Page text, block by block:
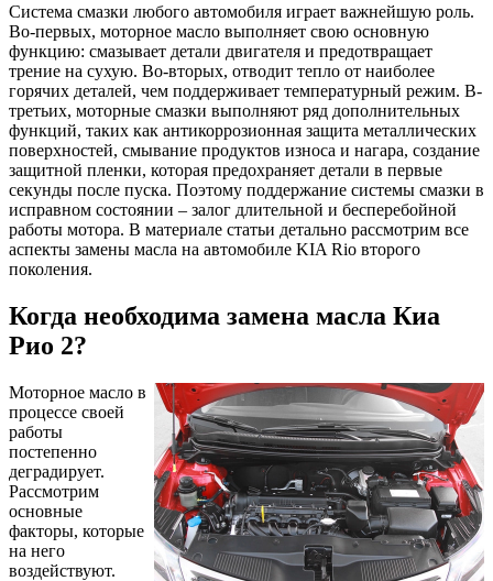
Система смазки любого автомобиля играет важнейшую роль.
Во-первых, моторное масло выполняет свою основную
функцию: смазывает детали двигателя и предотвращает
трение на сухую. Во-вторых, отводит тепло от наиболее
горячих деталей, чем поддерживает температурный режим. В-
третьих, моторные смазки выполняют ряд дополнительных
функций, таких как антикоррозионная защита металлических
поверхностей, смывание продуктов износа и нагара, создание
защитной пленки, которая предохраняет детали в первые
секунды после пуска. Поэтому поддержание системы смазки в
исправном состоянии – залог длительной и бесперебойной
работы мотора. В материале статьи детально рассмотрим все
аспекты замены масла на автомобиле KIA Rio второго
поколения.
Когда необходима замена масла Киа
Рио 2?
Моторное масло в
процессе своей
работы
постепенно
деградирует.
Рассмотрим
основные
факторы, которые
на него
воздействуют.